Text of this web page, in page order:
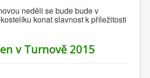
neděli se bude bude v
konat slavnost k příležitosti
v Turnově 2015